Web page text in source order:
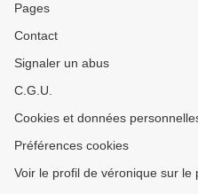
Pages
Contact
Signaler un abus
C.G.U.
Cookies et données
Préférences cookies
Voir le profil de véronique sur le